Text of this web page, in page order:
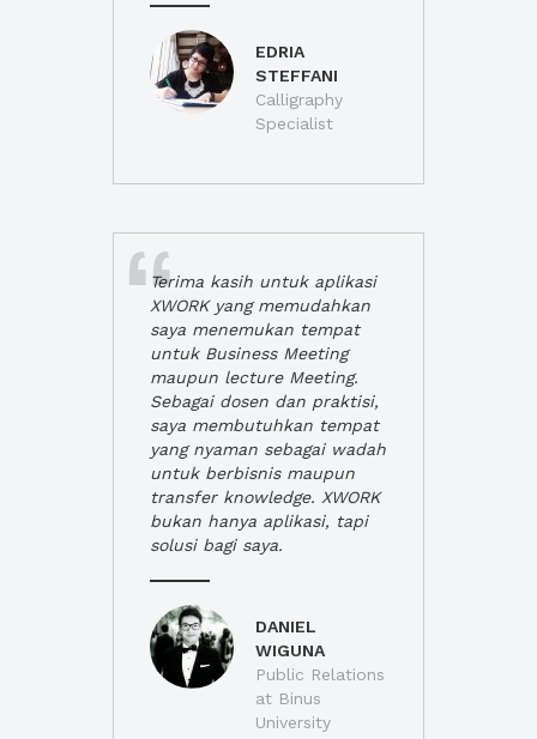
EDRIA
STEFFANI
Calligraphy
Specialist
Terima kasih untuk aplikasi
XWORK yang memudahkan
saya menemukan tempat
untuk Business Meeting
maupun lecture Meeting.
Sebagai dosen dan praktisi,
saya membutuhkan tempat
yang nyaman sebagai wadah
untuk berbisnis maupun
transfer knowledge. XWORK
bukan hanya aplikasi, tapi
solusi bagi saya.
DANIEL
WIGUNA
Public Relations
at Binus
University